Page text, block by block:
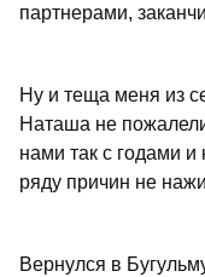
партнерами,
Ну и теща меня из
Наташа не
нами так с годами
ряду причин не
Вернулся в